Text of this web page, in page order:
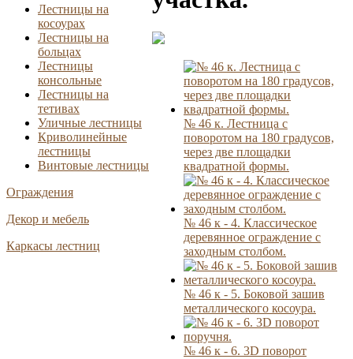
Лестницы на
косоурах
Лестницы на
больцах
Лестницы
консольные
Лестницы на
тетивах
Уличные лестницы
Криволинейные
лестницы
Винтовые лестницы
Ограждения
Декор и мебель
Каркасы лестниц
№ 46 к. Лестница с
поворотом на 180 градусов,
через две площадки
квадратной формы.
№ 46 к - 4. Классическое
деревянное ограждение с
заходным столбом.
№ 46 к - 5. Боковой зашив
металлического косоура.
№ 46 к - 6. 3D поворот